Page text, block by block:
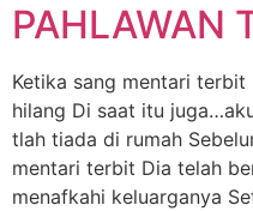
PAHLAWAN
Ketika sang mentari
hilang Di saat itu
tlah tiada di rumah
mentari terbit Dia telah
menafkahi keluarganya